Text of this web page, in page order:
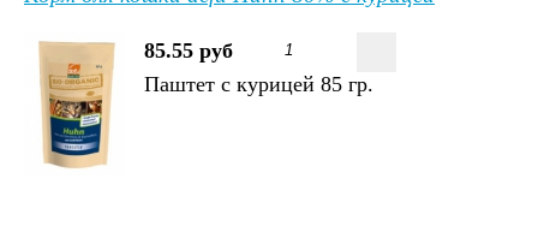
85.55 руб
Паштет с курицей 85 гр.